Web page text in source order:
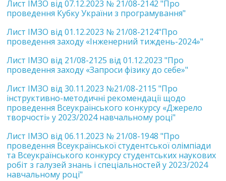
Лист ІМЗО від 07.12.2023 № 21/08-2142 "Про
проведення Кубку України з програмування"
Лист ІМЗО від 01.12.2023 № 21/08-2124"Про
проведення заходу «Інженерний тиждень-2024»"
Лист ІМЗО від 21/08-2125 від 01.12.2023 "Про
проведення заходу «Запроси фізику до себе»"
Лист ІМЗО від 30.11.2023 №21/08-2115 "Про
інструктивно-методичні рекомендації щодо
проведення Всеукраїнського конкурсу «Джерело
творчості» у 2023/2024 навчальному році"
Лист ІМЗО від 06.11.2023 № 21/08-1948 "Про
проведення Всеукраїнської студентської олімпіади
та Всеукраїнського конкурсу студентських наукових
робіт з галузей знань і спеціальностей у 2023/2024
навчальному році"